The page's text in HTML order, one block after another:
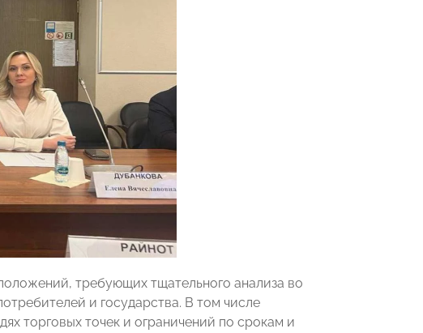
требующих тщательного анализа во
и государства. В том числе
торговых точек и ограничений по срокам и